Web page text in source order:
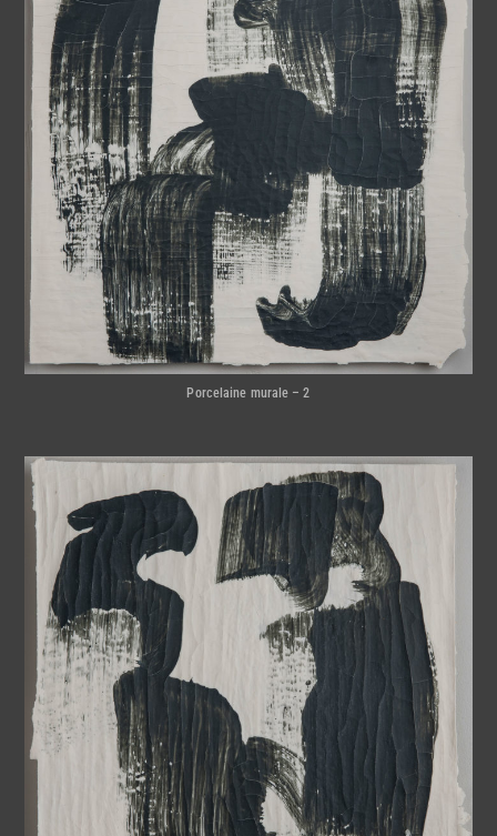
Porcelaine murale – 2